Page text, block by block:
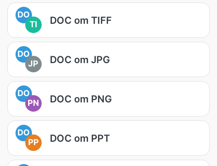
DO
TI
DOC om TIFF
DO
JP
DOC om JPG
DO
PN
DOC om PNG
DO
PP
DOC om PPT